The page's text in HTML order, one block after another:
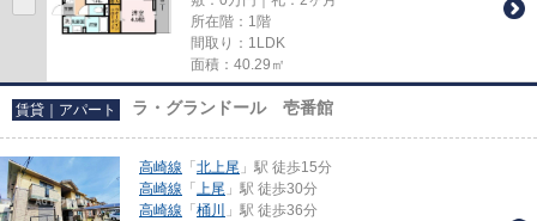
所在階：1階
間取り：1LDK
面積：40.29㎡
賃貸｜アパート ラ・グランドール 壱番館
高崎線 「 北上尾 」駅 徒歩15分
高崎線 「 上尾 」駅 徒歩30分
高崎線 「 桶川
」駅 徒歩36分